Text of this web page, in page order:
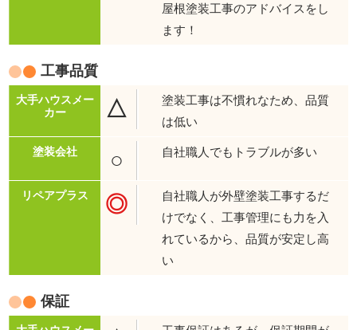
屋根塗装工事のアドバイスをし
ます！
工事品質
△
塗装工事は不慣れなため、品質
は低い
○ 自社職人でもトラブルが多い
◎
自社職人が外壁塗装工事するだ
けでなく、工事管理にも力を入
れているから、品質が安定し高
い
保証